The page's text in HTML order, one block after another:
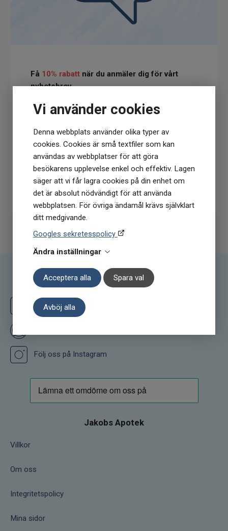
Vi använder cookies
Denna webbplats använder olika typer av
cookies. Cookies är små textfiler som kan
användas av webbplatser för att göra
besökarens upplevelse enkel och effektiv. Lagen
säger att vi får lagra cookies på din enhet om
det är absolut nödvändigt för att använda
webbplatsen. För övriga ändamål krävs självklart
ditt medgivande.
Googles sekretesspolicy
Ändra inställningar
Acceptera alla Spara val
Avböj alla
Få 10% rabatt när du anmäler dig för vårt
nyhetsbrev
(Du får en kod till din mejl som gäller vid 1
köptillfälle på ordinarie priser)
Prenumerera
Följ oss
Följ oss på Facebook
Följ oss på Instagram
Jakobs Apotek
Villkor
Om oss
Integritetspolicy
Mina sidor